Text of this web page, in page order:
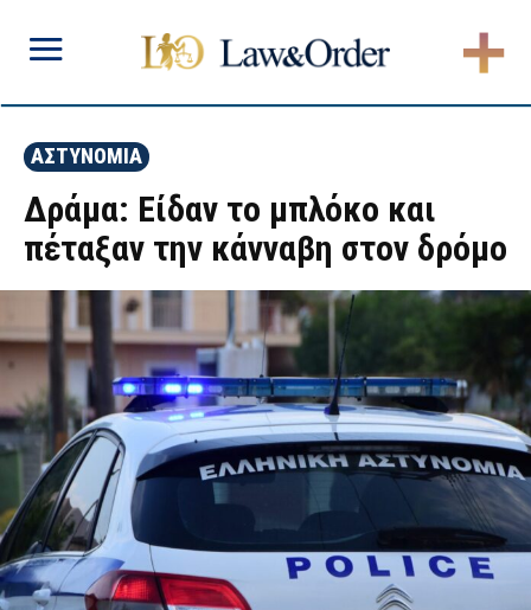
ΑΣΤΥΝΟΜΙΑ
Δράμα: Είδαν το μπλόκο και
πέταξαν την κάνναβη στον δρόμο